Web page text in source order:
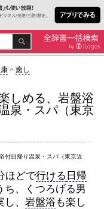
> 癒し
しめる、岩盤浴
泉・スパ（東京
ほどで行ける 日帰
ち、くつろげる男
、 岩盤浴 も楽し